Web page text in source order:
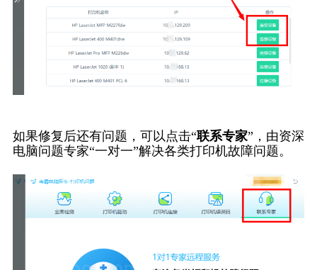
如果修复后还有问题，可以点击“联系专家”，由资深
电脑问题专家“一对一”解决各类打印机故障问题。